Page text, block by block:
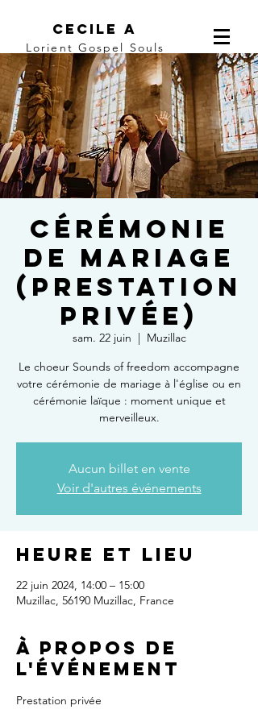
Cecile A
Lorient Gospel Souls
Cérémonie
de mariage
(prestation
privée)
sam. 22 juin
  |
Muzillac
Le choeur Sounds of freedom accompagne
votre cérémonie de mariage à l'église ou en
cérémonie laïque : moment unique et
merveilleux.
Aucun billet en vente
Voir d'autres événements
Heure et lieu
22 juin 2024, 14:00 – 15:00
Muzillac, 56190 Muzillac, France
À propos de
l'événement
Prestation privée